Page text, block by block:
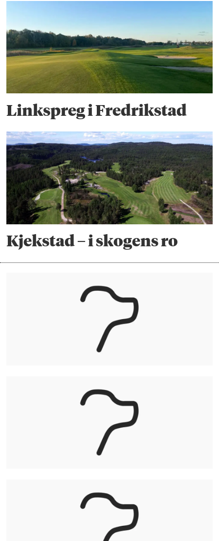
Linkspreg i Fredrikstad
Kjekstad – i skogens ro